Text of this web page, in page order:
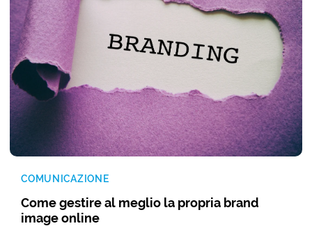
COMUNICAZIONE
Come gestire al meglio la propria brand
image online